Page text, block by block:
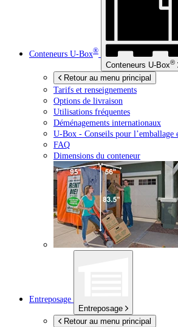
Conteneurs U-Box®
Conteneurs U-Box®
Retour au menu principal
Tarifs et renseignements
Options de livraison
Utilisations fréquentes
Déménagements internationaux
U-Box - Conseils pour l’emballage
FAQ
Dimensions du conteneur
Entreposage
Entreposage
Retour au menu principal